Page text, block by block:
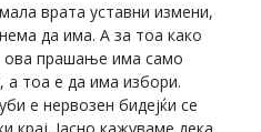
врата уставни измени,
да има. А за тоа како
прашање има само
а тоа е да има избори.
е нервозен бидејќи се